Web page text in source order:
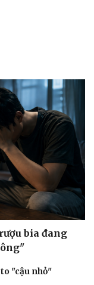
bia đang
"cậu nhỏ"